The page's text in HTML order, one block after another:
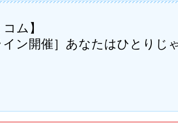
ム】
イン開催］あなたはひとりじ